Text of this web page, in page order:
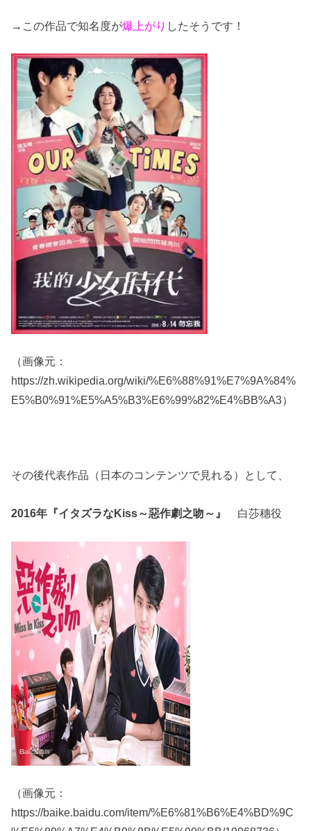
→この作品で知名度が爆上がり したそうです！
（画像元：
https://zh.wikipedia.org/wiki/%E6%88%91%E7%9A%84%
E5%B0%91%E5%A5%B3%E6%99%82%E4%BB%A3）
その後代表作品（日本のコンテンツで見れる）として、
2016年『イタズラなKiss～惡作劇之吻～ 』 白莎穗役
（画像元：
https://baike.baidu.com/item/%E6%81%B6%E4%BD%9C